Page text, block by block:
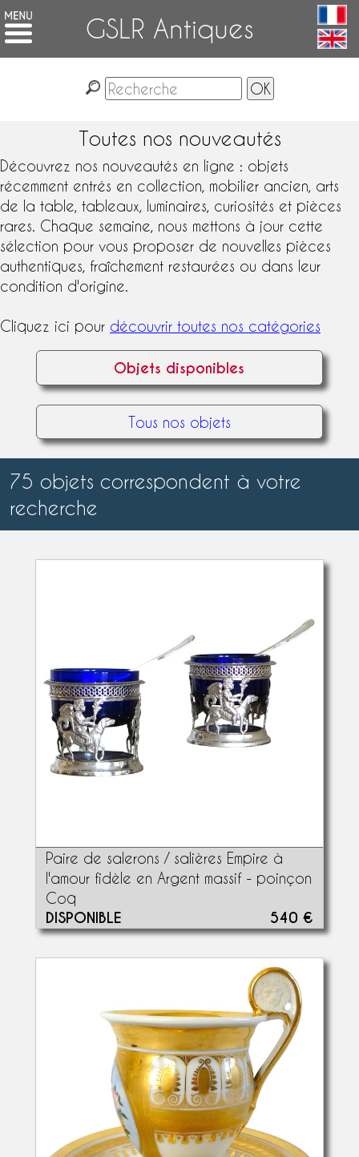
GSLR Antiques
Toutes nos nouveautés
Découvrez nos nouveautés en ligne : objets
récemment entrés en collection, mobilier ancien arts
de la table , tableaux, luminaires, curiosités et pièces
rares. Chaque semaine, nous mettons à jour cette
sélection pour vous proposer de nouvelles pièces
authentiques, fraîchement restaurées ou dans leur
condition d'origine.
Cliquez ici pour découvrir toutes nos catégories
Objets disponibles
Tous nos objets
75 objets correspondent à votre
recherche
Paire de salerons / salières Empire à
l'amour fidèle en Argent massif - poinçon
Coq
DISPONIBLE 540 €